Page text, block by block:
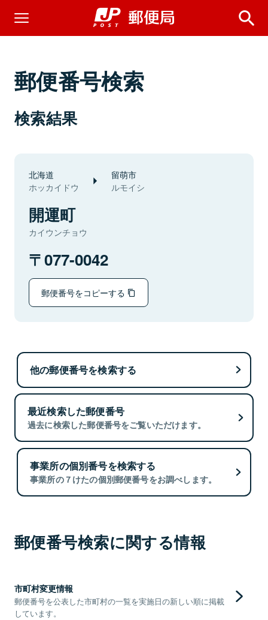
郵便番号検索
検索結果
北海道
ホッカイドウ
留萌市
ルモイシ
開運町
カイウンチョウ
077-0042
郵便番号をコピーする
他の郵便番号を検索する
最近検索した郵便番号
過去に検索した郵便番号をご覧いただけます。
事業所の個別番号を検索する
事業所の７けたの個別郵便番号をお調べします。
郵便番号検索に関する情報
市町村変更情報
郵便番号を公表した市町村の一覧を実施日の新しい順に掲載
しています。